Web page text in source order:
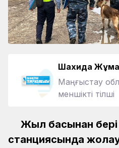
Шахида
Маңғыстау
меншікті тілші
Жыл басынан бері
станциясында